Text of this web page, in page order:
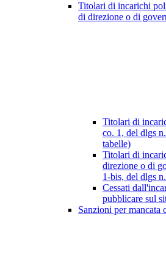
Titolari di incarichi
di direzione o di
Titolari di
co. 1, del dlgs
tabelle)
Titolari di
direzione o di
1-bis, del dlgs
Cessati
pubblicare sul
Sanzioni per mancata